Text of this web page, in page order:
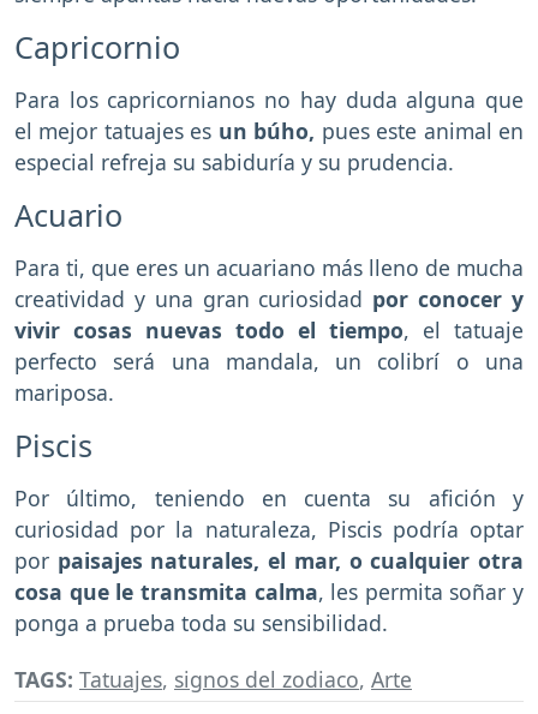
Capricornio
Para los capricornianos no hay duda alguna que
el mejor tatuajes es un búho, pues este animal en
especial refreja su sabiduría y su prudencia.
Acuario
Para ti, que eres un acuariano más lleno de mucha
creatividad y una gran curiosidad por conocer y
vivir cosas nuevas todo el tiempo, el tatuaje
perfecto será una mandala, un colibrí o una
mariposa.
Piscis
Por último, teniendo en cuenta su afición y
curiosidad por la naturaleza, Piscis podría optar
por paisajes naturales, el mar, o cualquier otra
cosa que le transmita calma, les permita soñar y
ponga a prueba toda su sensibilidad.
TAGS: Tatuajes, signos del zodiaco, Arte